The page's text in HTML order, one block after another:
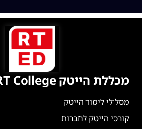
מכללת הייטק RT College
מסלולי לימוד הייטק
קורסי הייטק לחברות